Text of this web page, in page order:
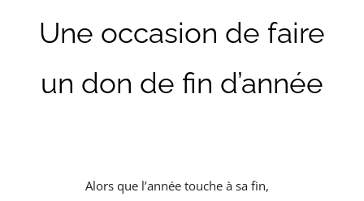
Une occasion de faire
un don de fin d’année
Alors que l’année touche à sa fin,